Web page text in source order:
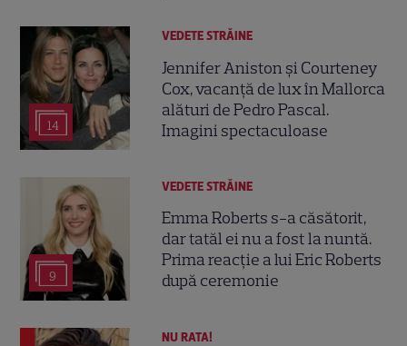
14
VEDETE STRĂINE
Jennifer Aniston și Courteney
Cox, vacanță de lux în Mallorca
alături de Pedro Pascal.
Imagini spectaculoase
9
VEDETE STRĂINE
Emma Roberts s-a căsătorit,
dar tatăl ei nu a fost la nuntă.
Prima reacție a lui Eric Roberts
după ceremonie
NU RATA!